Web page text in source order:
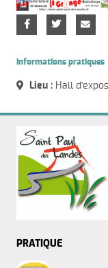
Informations pratiques
Lieu : Hall
PRATIQUE